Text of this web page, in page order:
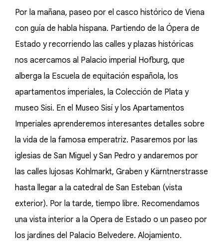
Por la mañana, paseo por el casco histórico de Viena
con guía de habla hispana. Partiendo de la Ópera de
Estado y recorriendo las calles y plazas históricas
nos acercamos al Palacio imperial Hofburg, que
alberga la Escuela de equitación española, los
apartamentos imperiales, la Colección de Plata y
museo Sisi. En el Museo Sisí y los Apartamentos
Imperiales aprenderemos interesantes detalles sobre
la vida de la famosa emperatriz. Pasaremos por las
iglesias de San Miguel y San Pedro y andaremos por
las calles lujosas Kohlmarkt, Graben y Kärntnerstrasse
hasta llegar a la catedral de San Esteban (vista
exterior). Por la tarde, tiempo libre. Recomendamos
una vista interior a la Opera de Estado o un paseo por
los jardines del Palacio Belvedere. Alojamiento.